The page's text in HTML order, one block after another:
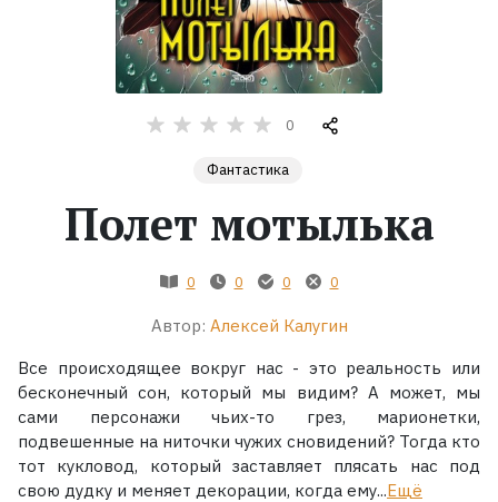
Экранизации
0
Фантастика
Полет мотылька
0 0 0 0
Автор: Алексей Калугин
Все происходящее вокруг нас - это реальность или
бесконечный сон, который мы видим? А может, мы
сами персонажи чьих-то грез, марионетки,
подвешенные на ниточки чужих сновидений? Тогда кто
тот кукловод, который заставляет плясать нас под
свою дудку и меняет декорации, когда ему...Ещё